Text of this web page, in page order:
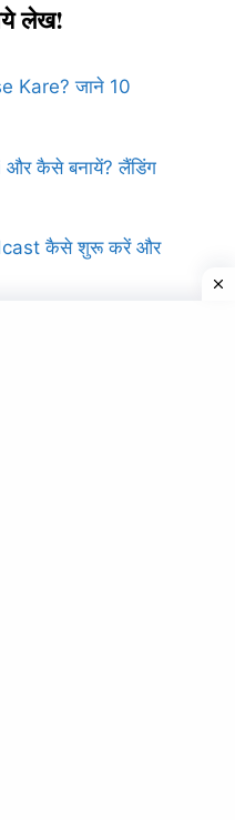
लेख!
Kare? जाने 10
कैसे बनायें? लैंडिंग
कैसे शुरू करें और